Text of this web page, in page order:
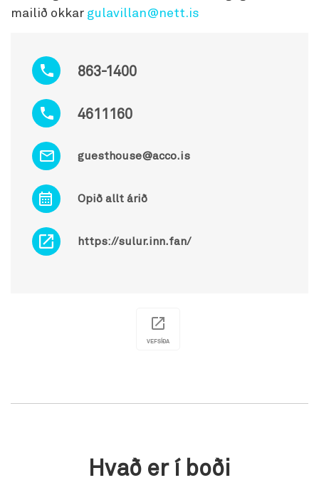
863-1400
4611160
guesthouse@acco.is
Opið allt árið
https://sulur.inn.fan/
mailið okkar gulavillan@nett.is
VEFSÍÐA
Hvað er í boði